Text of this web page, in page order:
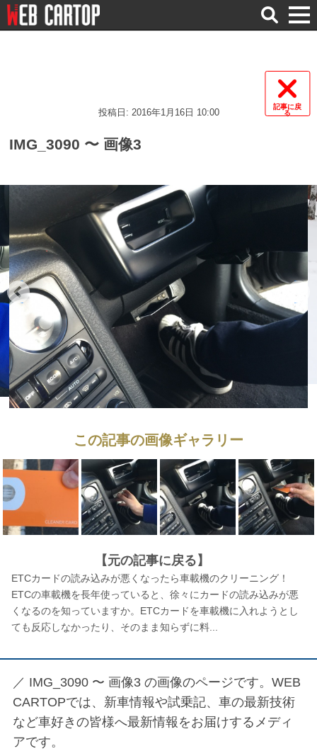
検
索
記事に戻
る
投稿日: 2016年1月16日 10:00
IMG_3090 〜 画像3
この記事の画像ギャラリー
【元の記事に戻る】
ETCカードの読み込みが悪くなったら車載機のクリーニング！
ETCの車載機を長年使っていると、徐々にカードの読み込みが悪
くなるのを知っていますか。ETCカードを車載機に入れようとし
ても反応しなかったり、そのまま知らずに料...
／ IMG_3090 〜 画像3 の画像のページです。WEB
CARTOPでは、新車情報や試乗記、車の最新技術
など車好きの皆様へ最新情報をお届けするメディ
アです。